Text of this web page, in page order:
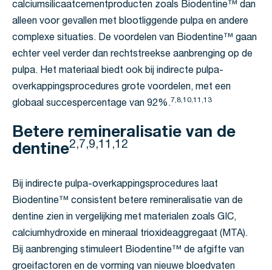
calciumsilicaatcementproducten zoals Biodentine™ dan
alleen voor gevallen met blootliggende pulpa en andere
complexe situaties. De voordelen van Biodentine™ gaan
echter veel verder dan rechtstreekse aanbrenging op de
pulpa. Het materiaal biedt ook bij indirecte pulpa-
overkappingsprocedures grote voordelen, met een
globaal succespercentage van 92%.7,8,10,11,13
Betere remineralisatie van de
dentine2,7,9,11,12
Bij indirecte pulpa-overkappingsprocedures laat
Biodentine™ consistent betere remineralisatie van de
dentine zien in vergelijking met materialen zoals GIC,
calciumhydroxide en mineraal trioxideaggregaat (MTA).
Bij aanbrenging stimuleert Biodentine™ de afgifte van
groeifactoren en de vorming van nieuwe bloedvaten